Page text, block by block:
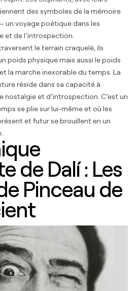
des symboles de la mémoire
un voyage poétique dans les
et de l’introspection.
le terrain craquelé, ils
poids physique mais aussi le poids
la marche inexorable du temps. La
réside dans sa capacité à
nostalgie et d’introspection. C’est un
se plie sur lui-même et où les
et futur se brouillent en un
de Dalí : Les
Pinceau de